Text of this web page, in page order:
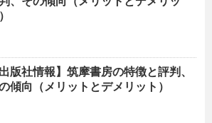
出版社情報】筑摩書房の特徴と評判、
傾向（メリットとデメリット）